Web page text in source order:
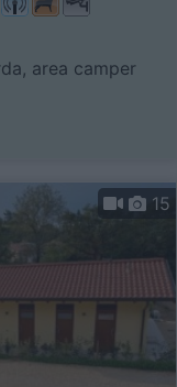
area camper
15